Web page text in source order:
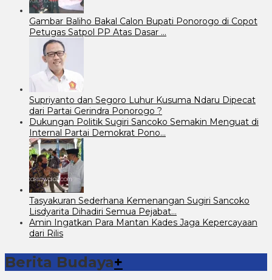
Gambar Baliho Bakal Calon Bupati Ponorogo di Copot
Petugas Satpol PP Atas Dasar …
Supriyanto dan Segoro Luhur Kusuma Ndaru Dipecat
dari Partai Gerindra Ponorogo ?
Dukungan Politik Sugiri Sancoko Semakin Menguat di
Internal Partai Demokrat Pono…
Tasyakuran Sederhana Kemenangan Sugiri Sancoko
Lisdyarita Dihadiri Semua Pejabat…
Amin Ingatkan Para Mantan Kades Jaga Kepercayaan
dari Rilis
Berita Budaya+